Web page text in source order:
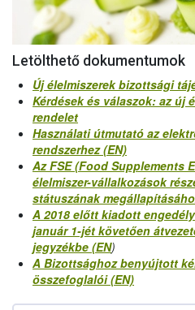
Letölthető dokumentumok
Új élelmiszerek bizottsági
Kérdések és válaszok: az új
rendelet
Használati útmutató az
rendszerhez (EN)
Az FSE (Food Supplements
élelmiszer-vállalkozások
státuszának
A 2018 előtt kiadott
január 1-jét követően
jegyzékbe (EN)
A Bizottsághoz benyújtott
összefoglalói (EN)